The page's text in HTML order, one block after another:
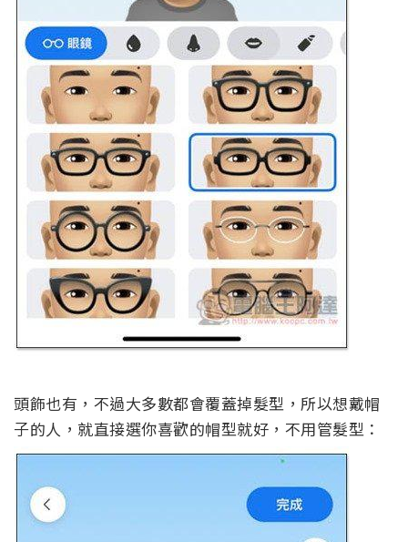
頭飾也有，不過大多數都會覆蓋掉髮型，所以想戴帽
子的人，就直接選你喜歡的帽型就好，不用管髮型：